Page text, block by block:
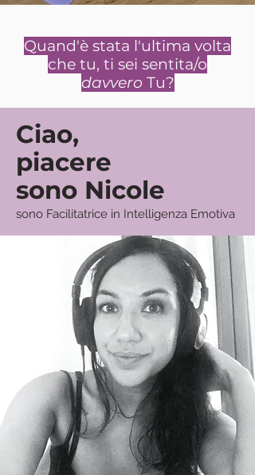
Quand'è stata l'ultima volta
che tu, ti sei sentita/o
davvero Tu?
Ciao,
piacere
sono Nicole
sono Facilitatrice in Intelligenza Emotiva